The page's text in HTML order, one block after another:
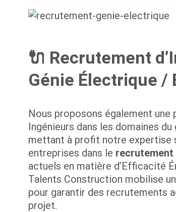
🔌 Recrutement
Génie Électrique /
Nous proposons également
Ingénieurs dans les domaines
mettant à profit notre expertise
entreprises dans le recrutement
actuels en matière d’Efficacité
Talents Construction mobilise
pour garantir des recrutements
projet.